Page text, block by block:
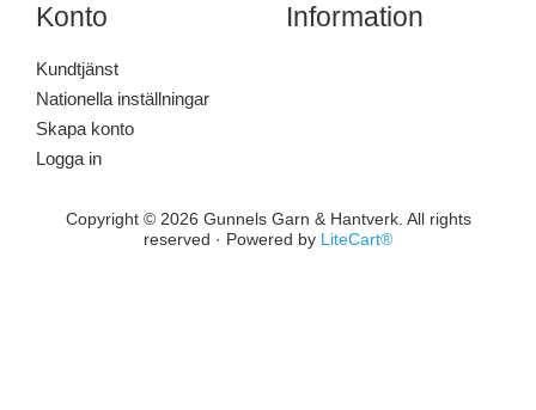
Konto
Kundtjänst
Nationella inställningar
Skapa konto
Logga in
Information
Copyright © 2026 Gunnels Garn & Hantverk. All rights
reserved · Powered by LiteCart®